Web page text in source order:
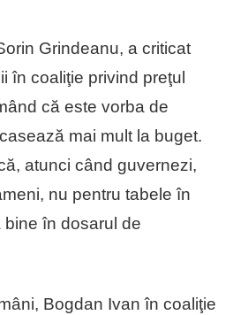
Grindeanu, a criticat
în coaliţie privind preţul
că este vorba de
mai mult la buget.
atunci când guvernezi,
nu pentru tabele în
în dosarul de
Bogdan Ivan în coaliţie